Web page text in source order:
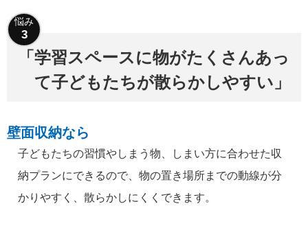
学習スペースに物がたくさんあっ
て子どもたちが散らかしやすい
壁面収納なら
子どもたちの習慣やしまう物、しまい方に合わせた収
納プランにできるので、物の置き場所までの動線が分
かりやすく、散らかしにくくできます。